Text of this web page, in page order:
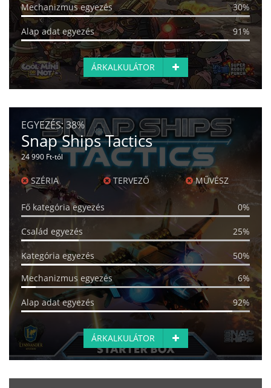
Mechanizmus egyezés
30%
Alap adat egyezés 91%
ÁRKALKULÁTOR
EGYEZÉS: 38%
Snap Ships Tactics
24 990 Ft-tól
SZÉRIA TERVEZŐ MŰVÉSZ
Fő kategória egyezés 0%
Család egyezés 25%
Kategória egyezés
50%
Mechanizmus egyezés
6%
Alap adat egyezés 92%
ÁRKALKULÁTOR